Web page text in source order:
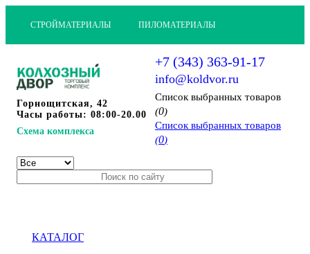
СТРОЙМАТЕРИАЛЫ ПИЛОМАТЕРИАЛЫ
Горнощитская, 42
Часы работы: 08:00-20.00
Схема комплекса
+7 (343) 363-91-17
info@koldvor.ru
Cписок выбранных товаров
(0)
Cписок выбранных товаров
(0)
КАТАЛОГ